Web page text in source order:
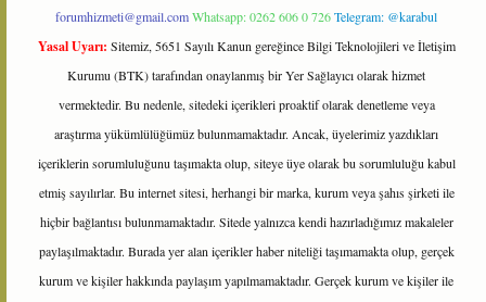
forumhizmeti@gmail.comWhatsapp: 0262 606 0 726Telegram: @karabul
Yasal Uyarı: Sitemiz, 5651 Sayılı Kanun gereğince Bilgi Teknolojileri ve İletişim
Kurumu (BTK) tarafından onaylanmış bir Yer Sağlayıcı olarak hizmet
vermektedir. Bu nedenle, sitedeki içerikleri proaktif olarak denetleme veya
araştırma yükümlülüğümüz bulunmamaktadır. Ancak, üyelerimiz yazdıkları
içeriklerin sorumluluğunu taşımakta olup, siteye üye olarak bu sorumluluğu kabul
etmiş sayılırlar. Bu internet sitesi, herhangi bir marka, kurum veya şahıs şirketi ile
hiçbir bağlantısı bulunmamaktadır. Sitede yalnızca kendi hazırladığımız makaleler
paylaşılmaktadır. Burada yer alan içerikler haber niteliği taşımamakta olup, gerçek
kurum ve kişiler hakkında paylaşım yapılmamaktadır. Gerçek kurum ve kişiler ile